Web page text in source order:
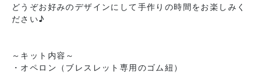
どうぞお好みのデザインにして手作りの時間をお楽しみく
ださい♪
～キット内容～
・オペロン（ブレスレット専用のゴム紐）